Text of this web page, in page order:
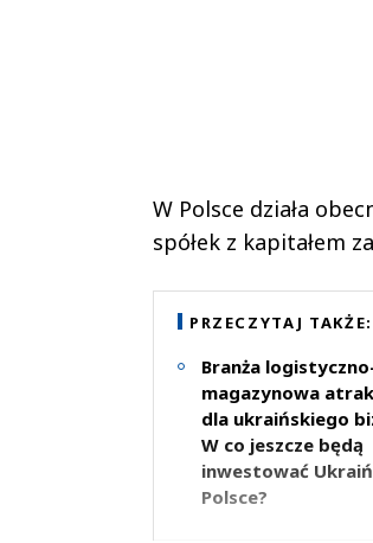
W Polsce działa
spółek z kapitałem
PRZECZYTAJ TAKŻE:
Branża
magazynowa
dla ukraińskiego
W co jeszcze będą
inwestować
Polsce?